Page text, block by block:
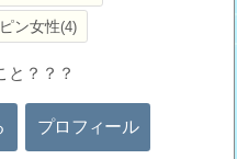
ン女性 4
と？？？
プロフィール